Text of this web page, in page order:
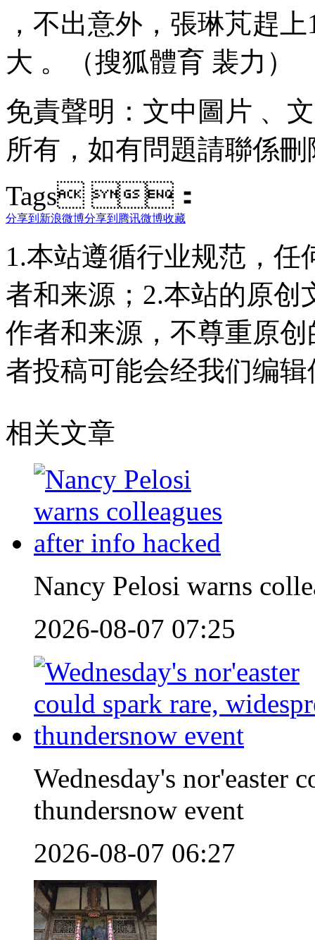
，不出意外，張琳
大 。（搜狐體育 裴力）
免責聲明：文中圖片
所有 ，如有問題請聯係刪
Tags ：
分享到新浪微博分享到腾讯微博收藏
1.本站遵循行业规范，
者和来源；2.本站的原
作者和来源，不尊重原
者投稿可能会经我们编
相关文章
Nancy Pelosi warns
2026-08-07 07:25
Wednesday's nor'easter
thundersnow event
2026-08-07 06:27